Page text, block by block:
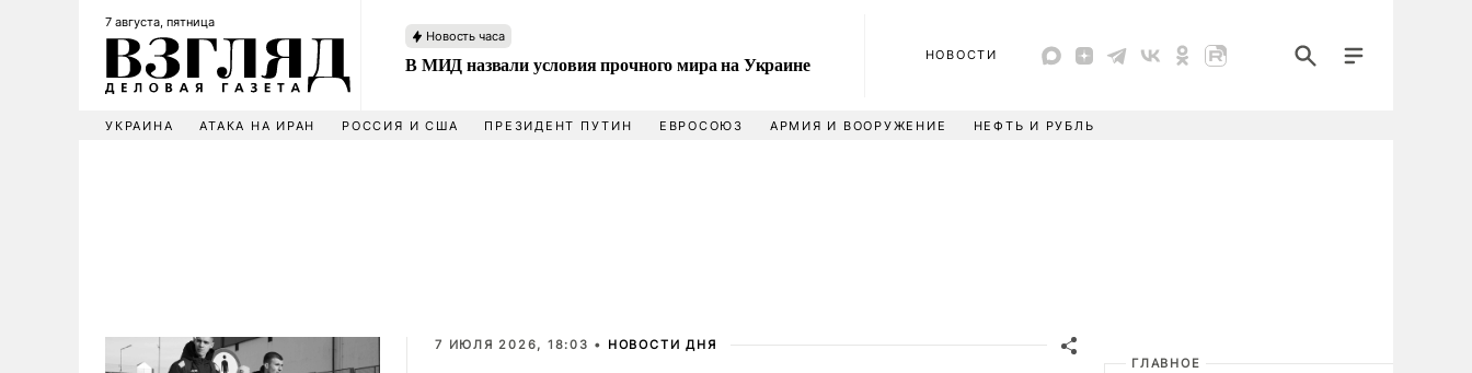
7 августа, пятница
Новость часа
В МИД назвали условия прочного мира на Украине НОВОСТИ
УКРАИНА АТАКА НА ИРАН РОССИЯ И США ПРЕЗИДЕНТ ПУТИН ЕВРОСОЮЗ АРМИЯ И ВООРУЖЕНИЕ НЕФТЬ И РУБЛЬ
7 ИЮЛЯ 2026, 18:03 • НОВОСТИ ДНЯ
ГЛАВНОЕ